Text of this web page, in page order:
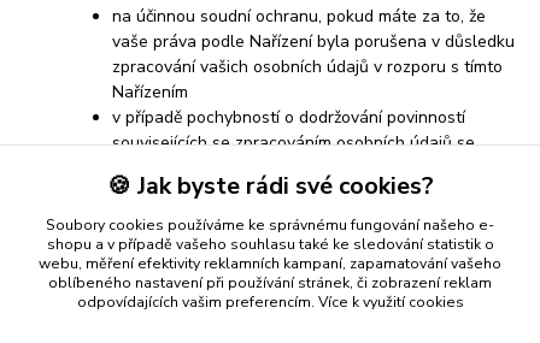
na účinnou soudní ochranu, pokud máte za to, že
vaše práva podle Nařízení byla porušena v důsledku
zpracování vašich osobních údajů v rozporu s tímto
Nařízením
v případě pochybností o dodržování povinností
souvisejících se zpracováním osobních údajů se
osobních údajů
🍪 Jak byste rádi své cookies?
Soubory cookies používáme ke správnému fungování našeho e-
shopu a v případě vašeho souhlasu také ke sledování statistik o
webu, měření efektivity reklamních kampaní, zapamatování vašeho
oblíbeného nastavení při používání stránek, či zobrazení reklam
odpovídajících vašim preferencím. Více k využití cookies